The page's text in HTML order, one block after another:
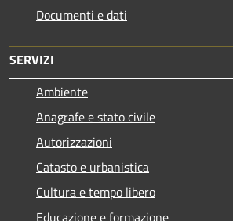
Documenti e dati
SERVIZI
Ambiente
Anagrafe e stato civile
Autorizzazioni
Catasto e urbanistica
Cultura e tempo libero
Educazione e formazione